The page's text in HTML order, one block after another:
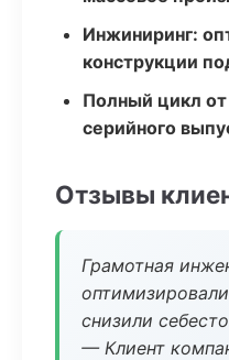
Инжиниринг:
конструкции
Полный цикл
серийного
Отзывы
Грамотная
снизили
— Клиент